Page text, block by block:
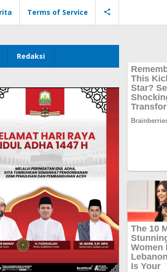
Terms of Service
Redaksi